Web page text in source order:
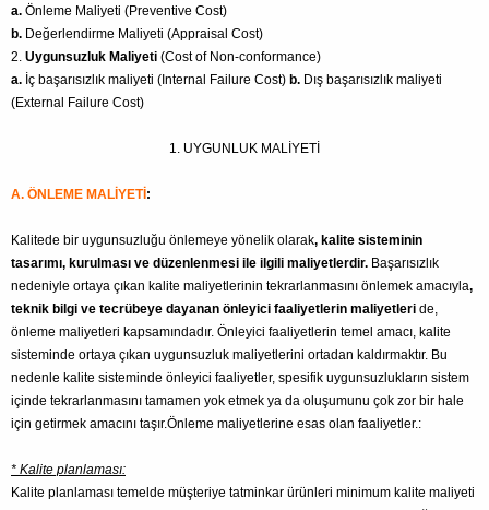
a. Önleme Maliyeti (Preventive Cost)
b. Değerlendirme Maliyeti (Appraisal Cost)
2. Uygunsuzluk Maliyeti (Cost of Non-conformance)
a. İç başarısızlık maliyeti (Internal Failure Cost) b. Dış başarısızlık maliyeti
(External Failure Cost)
1. UYGUNLUK MALİYETİ
A. ÖNLEME MALİYETİ:
Kalitede bir uygunsuzluğu önlemeye yönelik olarak, kalite sisteminin
tasarımı, kurulması ve düzenlenmesi ile ilgili maliyetlerdir. Başarısızlık
nedeniyle ortaya çıkan kalite maliyetlerinin tekrarlanmasını önlemek amacıyla,
teknik bilgi ve tecrübeye dayanan önleyici faaliyetlerin maliyetleri de,
önleme maliyetleri kapsamındadır. Önleyici faaliyetlerin temel amacı, kalite
sisteminde ortaya çıkan uygunsuzluk maliyetlerini ortadan kaldırmaktır. Bu
nedenle kalite sisteminde önleyici faaliyetler, spesifik uygunsuzlukların sistem
içinde tekrarlanmasını tamamen yok etmek ya da oluşumunu çok zor bir hale
için getirmek amacını taşır.Önleme maliyetlerine esas olan faaliyetler.:
* Kalite planlaması:
Kalite planlaması temelde müşteriye tatminkar ürünleri minimum kalite maliyeti